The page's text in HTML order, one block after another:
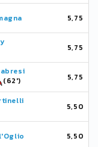
5,75
5,75
(62')
5,75
5,50
5,50